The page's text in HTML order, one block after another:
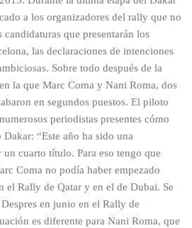
a los organizadores del rally que no
candidaturas que presentarán los
las declaraciones de intenciones
Sobre todo después de la
la que Marc Coma y Nani Roma, dos
en segundos puestos. El piloto
periodistas presentes cómo
“Este año ha sido una
cuarto título. Para eso tengo que
Coma no podía haber empezado
el Rally de Qatar y en el de Dubai. Se
en junio en el Rally de
es diferente para Nani Roma, que